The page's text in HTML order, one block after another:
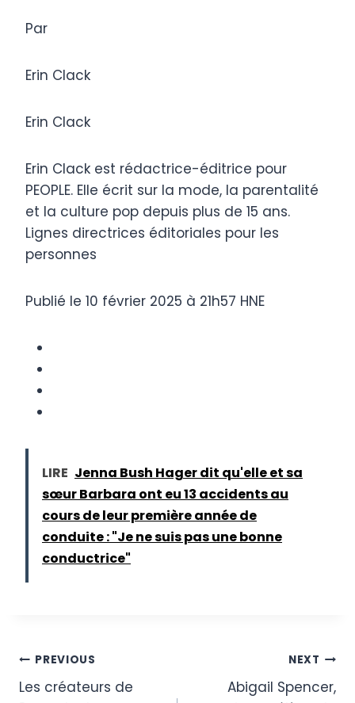
Par
Erin Clack
Erin Clack
Erin Clack est rédactrice-éditrice pour
PEOPLE. Elle écrit sur la mode, la parentalité
et la culture pop depuis plus de 15 ans.
Lignes directrices éditoriales pour les
personnes
Publié le 10 février 2025 à 21h57 HNE
LIRE Jenna Bush Hager dit qu'elle et sa
sœur Barbara ont eu 13 accidents au
cours de leur première année de
conduite : "Je ne suis pas une bonne
conductrice"
Post
PREVIOUS
Les créateurs de
NEXT
Abigail Spencer,